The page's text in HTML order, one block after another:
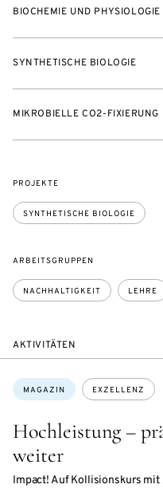
BIOCHEMIE UND
SYNTHETISCHE BIOLOGIE
MIKROBIELLE CO2-FIXIERUNG
PROJEKTE
SYNTHETISCHE BIOLOGIE
ARBEITSGRUPPEN
NACHHALTIGKEIT LEHRE
AKTIVITÄTEN
Hochleistung –
weiter
Impact! Auf Kollisionskurs
Themen:
MAGAZIN EXZELLENZ